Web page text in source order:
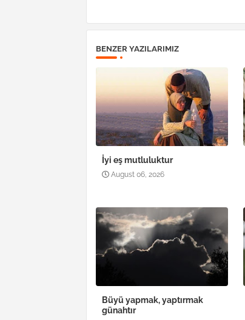
BENZER YAZILARIMIZ
İyi eş mutluluktur
August 06, 2026
Büyü yapmak, yaptırmak
günahtır